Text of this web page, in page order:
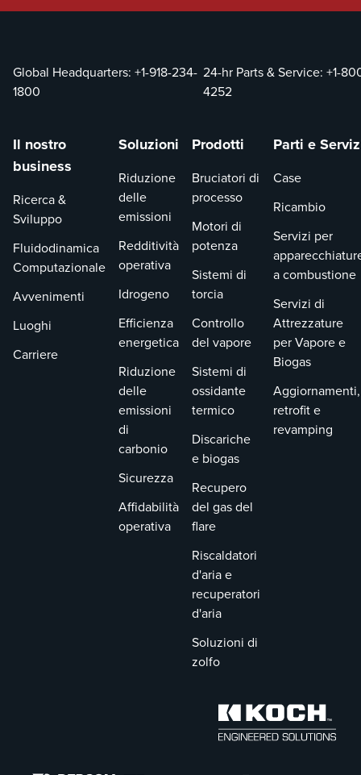
Global Headquarters: +1-918-234-
1800
24-hr Parts & Service: +1-
4252
Il nostro
business
Ricerca &
Sviluppo
Fluidodinamica
Computazionale
Avvenimenti
Luoghi
Carriere
Soluzioni
Riduzione
delle
emissioni
Redditività
operativa
Idrogeno
Efficienza
energetica
Riduzione
delle
emissioni
di
carbonio
Sicurezza
Affidabilità
operativa
Prodotti
Bruciatori di
processo
Motori di
potenza
Sistemi di
torcia
Controllo
del vapore
Sistemi di
ossidante
termico
Discariche
e biogas
Recupero
del gas del
flare
Riscaldatori
d'aria e
recuperatori
d'aria
Soluzioni di
zolfo
Parti e
Case
Ricambio
Servizi per
a combustione
Servizi di
Attrezzature
per Vapore e
Biogas
Aggiornamenti,
retrofit e
revamping